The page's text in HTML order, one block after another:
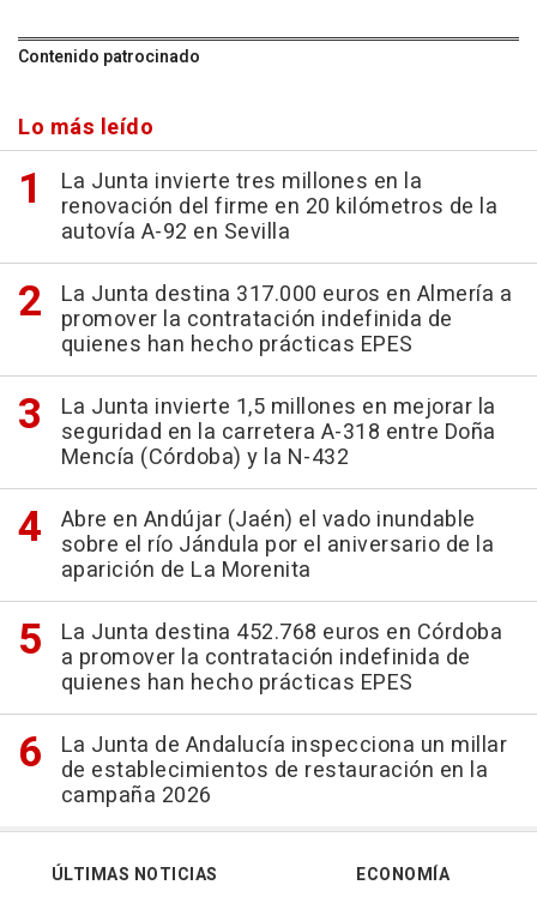
Contenido patrocinado
Lo más leído
La Junta invierte tres millones en la
renovación del firme en 20 kilómetros de la
autovía A-92 en Sevilla
La Junta destina 317.000 euros en Almería a
promover la contratación indefinida de
quienes han hecho prácticas EPES
La Junta invierte 1,5 millones en mejorar la
seguridad en la carretera A-318 entre Doña
Mencía (Córdoba) y la N-432
Abre en Andújar (Jaén) el vado inundable
sobre el río Jándula por el aniversario de la
aparición de La Morenita
La Junta destina 452.768 euros en Córdoba
a promover la contratación indefinida de
quienes han hecho prácticas EPES
La Junta de Andalucía inspecciona un millar
de establecimientos de restauración en la
campaña 2026
ÚLTIMAS NOTICIAS
ECONOMÍA